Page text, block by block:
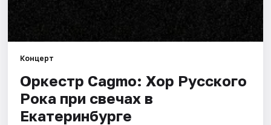
Концерт
Оркестр Cagmo: Хор Русского
Рока при свечах в
Екатеринбурге